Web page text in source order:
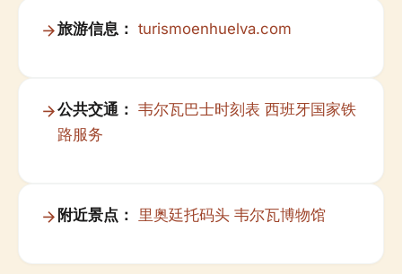
旅游信息： turismoenhuelva.com
公共交通： 韦尔瓦巴士时刻表 西班牙国家铁
路服务
附近景点： 里奥廷托码头 韦尔瓦博物馆